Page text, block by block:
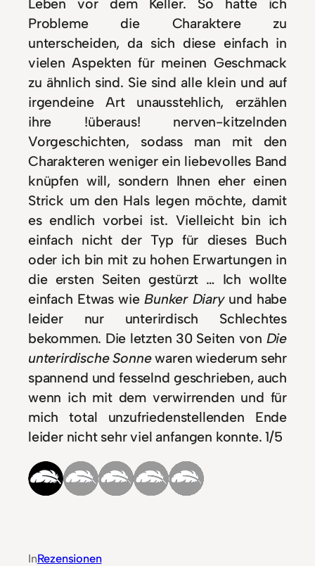
Leben vor dem Keller. So hatte ich
Probleme die Charaktere zu
unterscheiden, da sich diese einfach in
vielen Aspekten für meinen Geschmack
zu ähnlich sind. Sie sind alle klein und auf
irgendeine Art unausstehlich, erzählen
ihre !überaus! nerven-kitzelnden
Vorgeschichten, sodass man mit den
Charakteren weniger ein liebevolles Band
knüpfen will, sondern Ihnen eher einen
Strick um den Hals legen möchte, damit
es endlich vorbei ist. Vielleicht bin ich
einfach nicht der Typ für dieses Buch
oder ich bin mit zu hohen Erwartungen in
die ersten Seiten gestürzt … Ich wollte
einfach Etwas wieBunker Diaryund habe
leider nur unterirdisch Schlechtes
bekommen. Die letzten 30 Seiten von Die
unterirdische Sonnewaren wiederum sehr
spannend und fesselnd geschrieben, auch
wenn ich mit dem verwirrenden und für
mich total unzufriedenstellenden Ende
leider nicht sehr viel anfangen konnte. 1/5
InRezensionen